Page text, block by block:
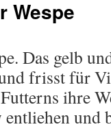
Wespe
Das gelb
frisst für
ihre
und